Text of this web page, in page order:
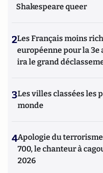
Shakespeare queer
2Les Français moins
européenne pour la 3e
ira le grand
3Les villes classées les
monde
4Apologie du
700, le chanteur à
2026